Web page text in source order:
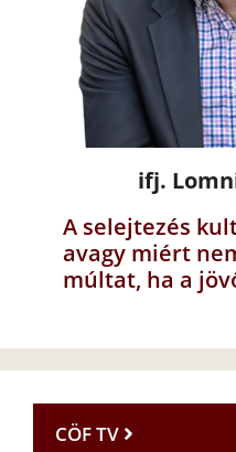
ifj.
A selejtezés
avagy miért
múltat, ha a
CÖF TV